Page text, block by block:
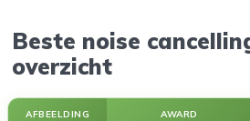
Beste noise
overzicht
AFBEELDING AWARD